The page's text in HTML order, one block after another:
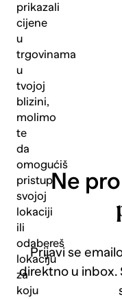
prikazali
cijene
u
trgovinama
u
tvojoj
blizini,
molimo
te
da
omogućiš
pristup
svojoj
lokaciji
ili
odabereš
lokaciju
za
koju
Pošalji
Ne
Prijavi se
direktno u inbox.